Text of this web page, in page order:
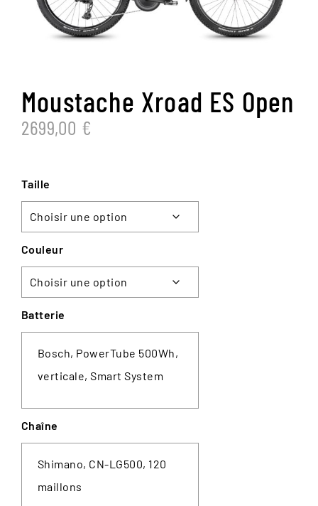
Moustache Xroad ES Open
2699,00 €
Taille
Couleur
Batterie
Bosch, PowerTube 500Wh,
verticale, Smart System
Chaîne
Shimano, CN-LG500, 120
maillons